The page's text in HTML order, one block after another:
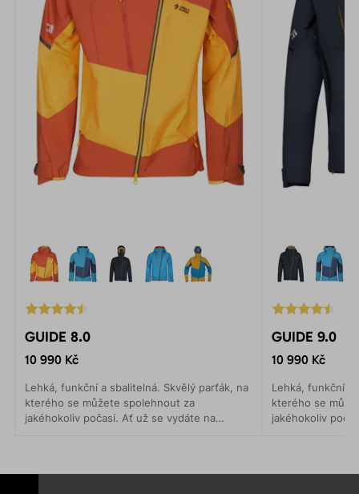
GUIDE 8.0
10 990 Kč
Lehká, funkční a sbalitelná. Skvělý parťák, na
kterého se můžete spolehnout za
jakéhokoliv počasí. Ať už se vydáte na
GUIDE 9.0
10 990 Kč
Lehká, funkční a
kterého se
jakéhokoliv